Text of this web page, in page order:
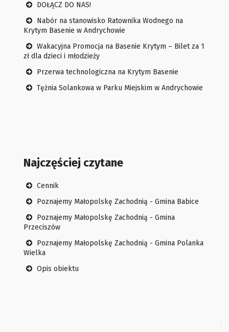
DOŁĄCZ DO NAS!
Nabór na stanowisko Ratownika Wodnego na
Krytym Basenie w Andrychowie
Wakacyjna Promocja na Basenie Krytym – Bilet za 1
zł dla dzieci i młodzieży
Przerwa technologiczna na Krytym Basenie
Tężnia Solankowa w Parku Miejskim w Andrychowie
Najczęściej czytane
Cennik
Poznajemy Małopolskę Zachodnią - Gmina Babice
Poznajemy Małopolskę Zachodnią - Gmina
Przeciszów
Poznajemy Małopolskę Zachodnią - Gmina Polanka
Wielka
Opis obiektu